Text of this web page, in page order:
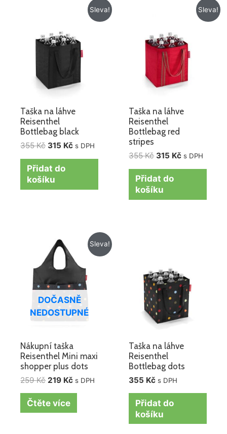
Sleva!
Taška na láhve
Reisenthel
Bottlebag black
355Kč
355 Kč.
315 Kč
Aktuální
cena
315 Kč.
s DPH
Přidat do
košíku
Sleva!
Taška na láhve
Reisenthel
Bottlebag red
stripes
355Kč
355 Kč.
315 Kč
Aktuální
cena
s DPH
Přidat do
košíku
Sleva!
DOČASNĚ
NEDOSTUPNÉ
Nákupní taška
Reisenthel Mini maxi
shopper plus dots
259Kč
Původní
cena
byla:
259 Kč.
219 Kč
Aktuální
cena
je:
219 Kč.
s DPH
Čtěte více
Taška na láhve
Reisenthel
Bottlebag dots
355 Kč s DPH
Přidat do
košíku